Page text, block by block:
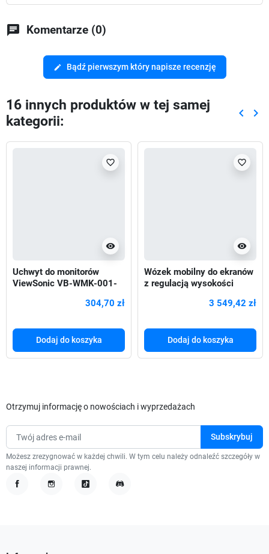
chat Komentarze (0)
edit Bądź pierwszym który napisze recenzję
16 innych produktów w tej samej
kategorii:
keyboard_arrow_left keyboard_arrow_right
visibility
favorite_border
Uchwyt do monitorów
ViewSonic VB-WMK-001-
304,70 zł
Dodaj do koszyka
visibility
favorite_border
Wózek mobilny do ekranów
z regulacją wysokości
3 549,42 zł
Dodaj do koszyka
Otrzymuj informację o nowościach i wyprzedażach
Możesz zrezygnować w każdej chwili. W tym celu należy odnaleźć szczegóły w
naszej informacji prawnej.